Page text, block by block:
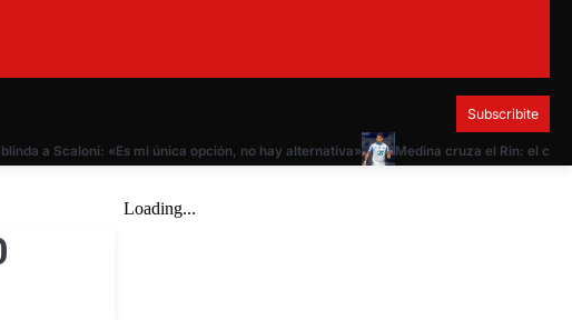
Subscribite
a Scaloni: «Es mi única opción, no hay alternativa» Medina cruza el Rin: el